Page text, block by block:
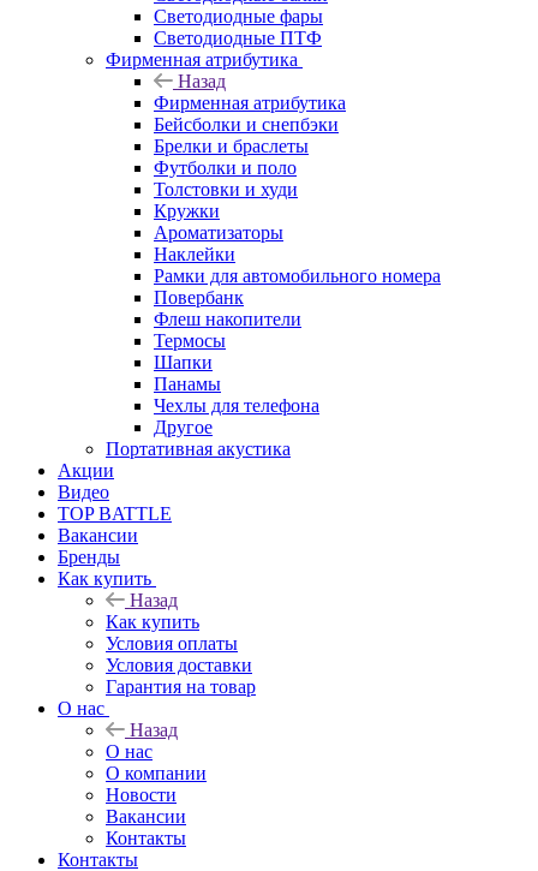
Светодиодные фары
Светодиодные ПТФ
Фирменная атрибутика
Назад
Фирменная атрибутика
Бейсболки и снепбэки
Брелки и браслеты
Футболки и поло
Толстовки и худи
Кружки
Ароматизаторы
Наклейки
Рамки для автомобильного номера
Повербанк
Флеш накопители
Термосы
Шапки
Панамы
Чехлы для телефона
Другое
Портативная акустика
Акции
Видео
TOP BATTLE
Вакансии
Бренды
Как купить
Назад
Как купить
Условия оплаты
Условия доставки
Гарантия на товар
О нас
Назад
О нас
О компании
Новости
Вакансии
Контакты
Контакты